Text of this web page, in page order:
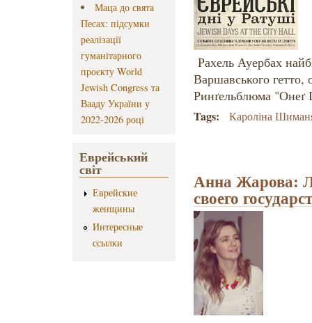
Маца до свята
Песах: підсумки
реалізації
гуманітарного
проєкту World
Jewish Congress та
Вааду України у
2022-2026 році
Еврейський
світ
Еврейские
женщины
Интересные
ссылки
Рахель Ауербах
Варшавського гетто,
Ринґельблюма
Tags: Кароліна
Анна Жарова:
своего